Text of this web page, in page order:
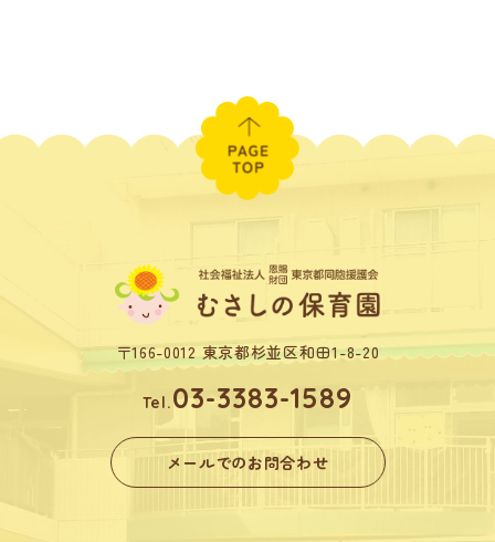
〒166-0012 東京都杉並区和田1-8-20
Tel.03-3383-1589
メールでのお問合わせ